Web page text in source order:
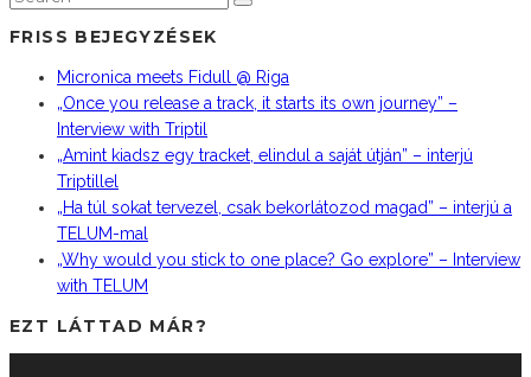
FRISS BEJEGYZÉSEK
Micronica meets Fidull @ Riga
„Once you release a track, it starts its own journey” –
Interview with Triptil
„Amint kiadsz egy tracket, elindul a saját útján” – interjú
Triptillel
„Ha túl sokat tervezel, csak bekorlátozod magad” – interjú a
TELUM-mal
„Why would you stick to one place? Go explore” – Interview
with TELUM
EZT LÁTTAD MÁR?